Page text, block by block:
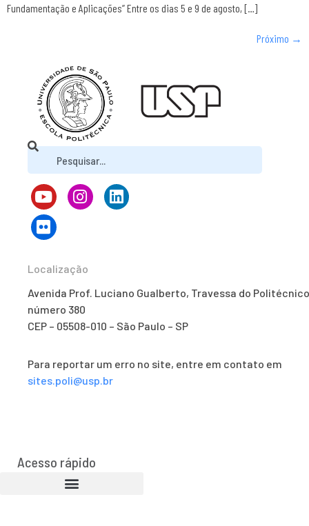
Fundamentação e Aplicações” Entre os dias 5 e 9 de agosto, […]
Próximo →
Localização
Avenida Prof. Luciano Gualberto, Travessa do
número 380
CEP – 05508-010 – São Paulo – SP
Para reportar um erro no site, entre em contato em
sites.poli@usp.br
Acesso rápido